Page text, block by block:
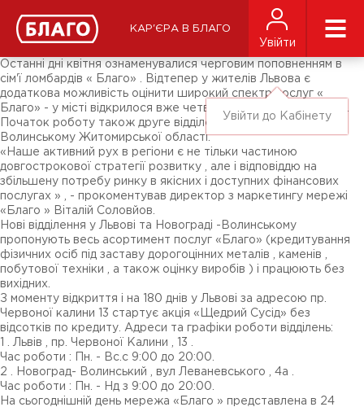
КАР'ЄРА В БЛАГО
Увійти
Увійти до Кабінету
ЗМІ про нас
Підписники соц-мереж
Ярмарки
Останні дні квітня ознаменувалися черговим поповненням в
сім'ї ломбардів « Благо» . Відтепер у жителів Львова є
додаткова можливість оцінити широкий спектр послуг «
Благо» - у місті відкрилося вже четверте відділення мережі .
Початок роботу також друге відділення у Новограді -
Волинському Житомирської області.
«Наше активний рух в регіони є не тільки частиною
довгострокової стратегії розвитку , але і відповіддю на
збільшену потребу ринку в якісних і доступних фінансових
послугах » , - прокоментував директор з маркетингу мережі
«Благо » Віталій Соловйов.
Нові відділення у Львові та Новограді -Волинському
пропонують весь асортимент послуг «Благо» (кредитування
фізичних осіб під заставу дорогоцінних металів , каменів ,
побутової техніки , а також оцінку виробів ) і працюють без
вихідних.
З моменту відкриття і на 180 днів у Львові за адресою пр.
Червоної калини 13 стартує акція «Щедрий Сусід» без
відсотків по кредиту. Адреси та графіки роботи відділень:
1 . Львів , пр. Червоної Калини , 13 .
Час роботи : Пн. - Вс.с 9:00 до 20:00.
2 . Новоград- Волинський , вул Леваневського , 4а .
Час роботи : Пн. - Нд з 9:00 до 20:00.
На сьогоднішній день мережа «Благо » представлена ​​в 24